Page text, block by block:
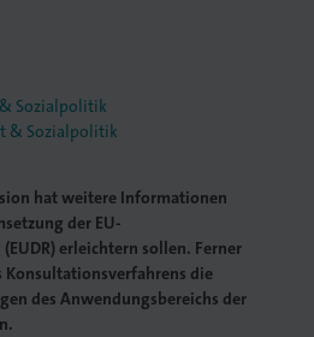
Sozialpolitik
& Sozialpolitik
hat weitere Informationen
der EU-
erleichtern sollen. Ferner
Konsultationsverfahrens die
des Anwendungsbereichs der